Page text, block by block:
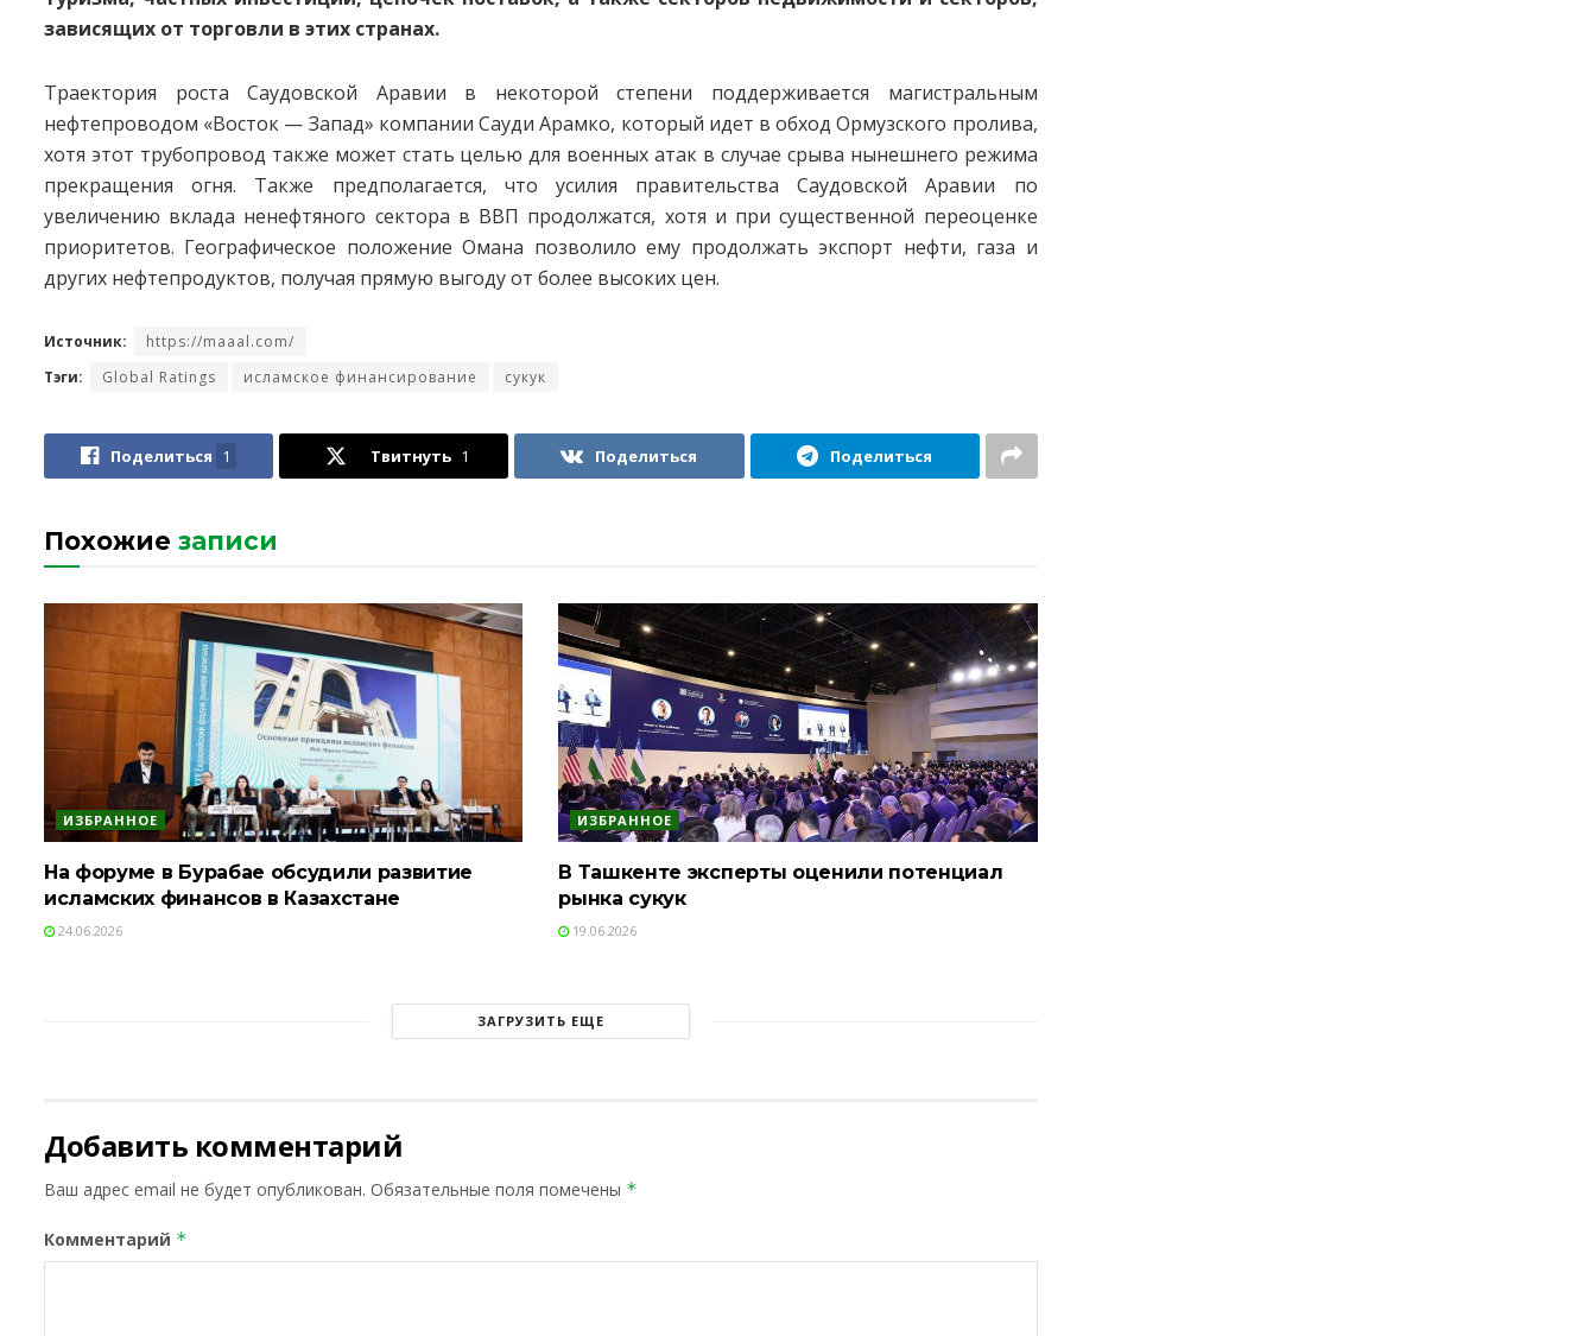
зависящих от торговли в этих странах.
Траектория роста Саудовской Аравии в некоторой степени поддерживается магистральным
нефтепроводом «Восток — Запад» компании Сауди Арамко, который идет в обход Ормузского пролива,
хотя этот трубопровод также может стать целью для военных атак в случае срыва нынешнего режима
прекращения огня. Также предполагается, что усилия правительства Саудовской Аравии по
увеличению вклада ненефтяного сектора в ВВП продолжатся, хотя и при существенной переоценке
приоритетов. Географическое положение Омана позволило ему продолжать экспорт нефти, газа и
других нефтепродуктов, получая прямую выгоду от более высоких цен.
Источник:
https://maaal.com/
Тэги:
Global Ratings исламское финансирование сукук
Поделиться 1 Твитнуть 1 Поделиться Поделиться
Похожие записи
ИЗБРАННОЕ
На форуме в Бурабае обсудили развитие
исламских финансов в Казахстане
24.06.2026
ИЗБРАННОЕ
В Ташкенте эксперты оценили потенциал
рынка сукук
19.06.2026
ЗАГРУЗИТЬ ЕЩЕ
Добавить комментарий
Ваш адрес email не будет опубликован. Обязательные поля помечены *
Комментарий *